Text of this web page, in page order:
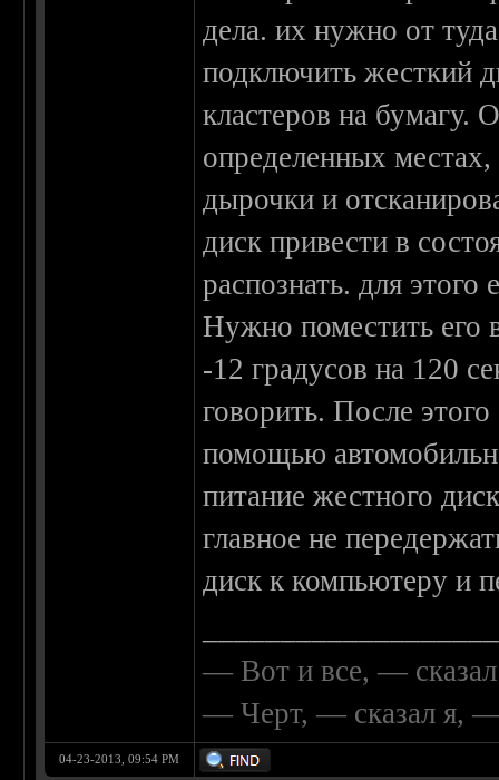
дела. их нужно от
подключить жесткий
кластеров на бумагу.
определенных местах,
дырочки и
диск привести в
распознать. для
Нужно поместить его
-12 градусов на 120
говорить. После
помощью
питание жестного
главное не
диск к компьютеру и
— Вот и все, —
— Черт, — сказал я, —
04-23-2013, 09:54 PM